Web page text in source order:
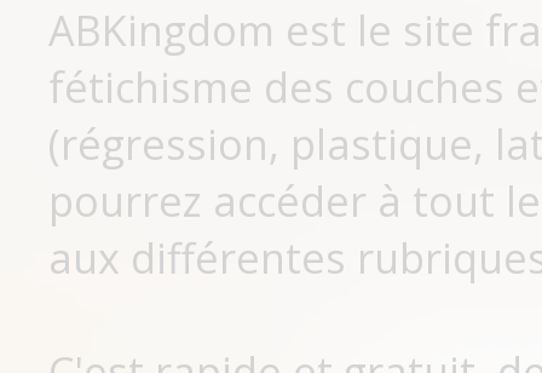
ABKingdom est le site
fétichisme des couches
(régression, plastique,
pourrez accéder à tout
aux différentes